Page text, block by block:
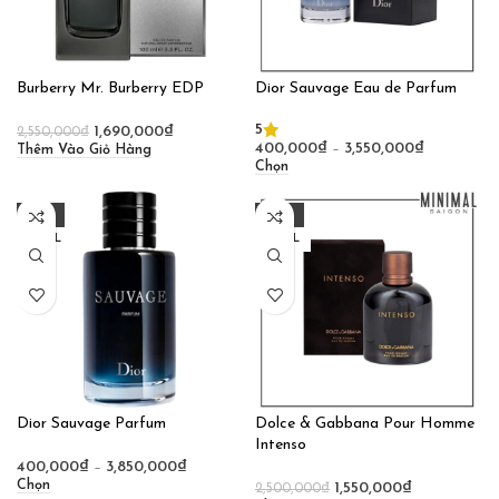
Burberry Mr. Burberry EDP
2,550,000₫ 1,690,000₫
Thêm Vào Giỏ Hàng
Dior Sauvage Eau de Parfum
5
400,000₫ – 3,550,000₫
Chọn
-34%
100ML
10ML
Dior Sauvage Parfum
400,000₫ – 3,850,000₫
Chọn
-38%
125ML
Dolce & Gabbana Pour Homme
Intenso
2,500,000₫ 1,550,000₫